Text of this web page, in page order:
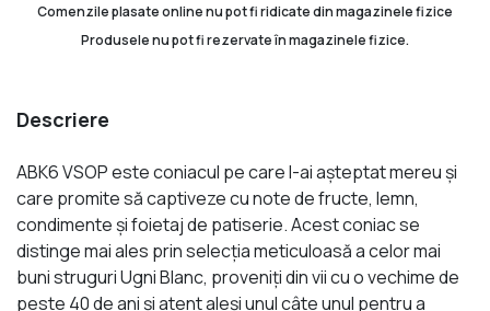
Comenzile plasate online nu pot fi ridicate din magazinele fizice
Produsele nu pot fi rezervate în magazinele fizice.
Descriere
ABK6 VSOP este coniacul pe care l-ai așteptat mereu și
care promite să captiveze cu note de fructe, lemn,
condimente și foietaj de patiserie. Acest coniac se
distinge mai ales prin selecția meticuloasă a celor mai
buni struguri Ugni Blanc, proveniți din vii cu o vechime de
peste 40 de ani și atent aleși unul câte unul pentru a